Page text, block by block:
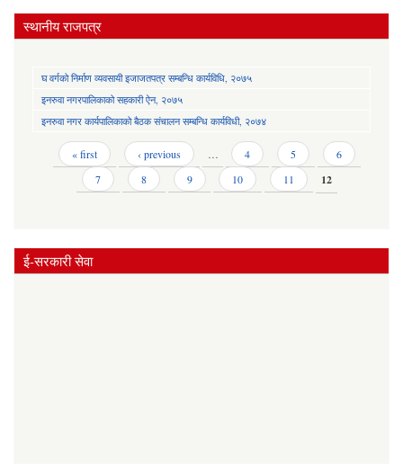
स्थानीय राजपत्र
घ वर्गको निर्माण व्यवसायी इजाजतपत्र सम्बन्धि कार्यविधि, २०७५
इनरुवा नगरपालिकाको सहकारी ऐन, २०७५
इनरुवा नगर कार्यपालिकाको बैठक संचालन सम्बन्धि कार्यविधी, २०७४
Pages « first ‹ previous … 4 5
6
7
8 9 10 11 12
ई-सरकारी सेवा